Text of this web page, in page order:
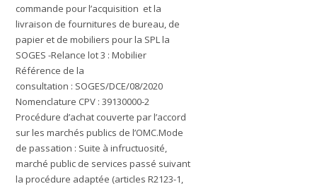
commande pour l’acquisition et la
livraison de fournitures de bureau, de
papier et de mobiliers pour la SPL la
SOGES -Relance lot 3 : Mobilier
Référence de la
consultation : SOGES/DCE/08/2020
Nomenclature CPV :39130000-2
Procédure d’achat couverte par l’accord
sur les marchés publics de l’OMC.Mode
de passation : Suite à infructuosité,
marché public de services passé suivant
la procédure adaptée (articles R2123-1,